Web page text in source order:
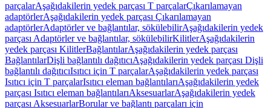
parçalarAşağıdakilerin yedek parçası T parçalarÇıkarılamayan
adaptörlerAşağıdakilerin yedek parçası Çıkarılamayan
adaptörlerAdaptörler ve bağlantılar, sökülebilirAşağıdakilerin yedek
parçası Adaptörler ve bağlantılar, sökülebilirKilitlerAşağıdakilerin
yedek parçası KilitlerBağlantılarAşağıdakilerin yedek parçası
BağlantılarDişli bağlantılı dağıtıcıAşağıdakilerin yedek parçası Dişli
bağlantılı dağıtıcıIsıtıcı için T parçalarAşağıdakilerin yedek parçası
Isıtıcı için T parçalarIsıtıcı eleman bağlantılarıAşağıdakilerin yedek
parçası Isıtıcı eleman bağlantılarıAksesuarlarAşağıdakilerin yedek
parçası AksesuarlarBorular ve bağlantı parçaları için